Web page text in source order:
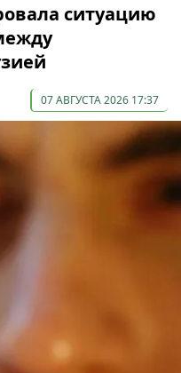
ситуацию
07 АВГУСТА 2026 17:37